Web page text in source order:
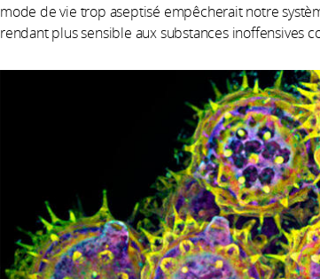
mode de vie trop aseptisé empêcherait notre
rendant plus sensible aux substances inoffensives